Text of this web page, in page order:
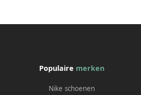
Populaire merken
Nike schoenen